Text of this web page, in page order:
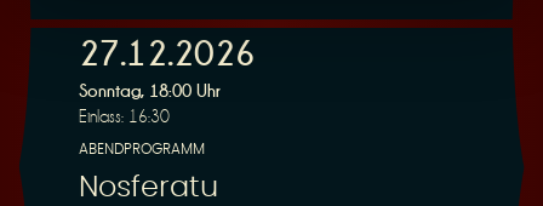
27.12.2026
Sonntag, 18:00 Uhr
Einlass: 16:30
ABENDPROGRAMM
Nosferatu